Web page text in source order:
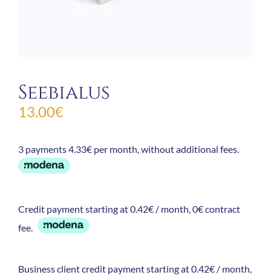
Seebialus
13.00€
3 payments 4.33€ per month, without additional fees.
Credit payment starting at 0.42€ / month, 0€ contract
fee.
Business client credit payment starting at 0.42€ / month,